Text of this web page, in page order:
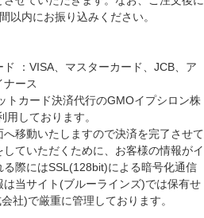
以内にお振り込みください。
ド ：VISA、マスターカード、JCB、ア
ナース
トカード決済代行のGMOイプシロン株
しております。
移動いたしますので決済を完了させて
ていただくために、お客様の情報がイ
際にはSSL(128bit)による暗号化通信
当サイト(ブルーラインズ)では保有せ
社)で厳重に管理しております。